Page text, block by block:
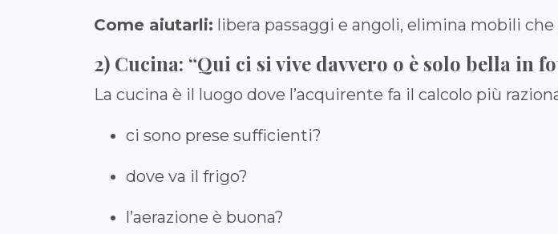
Come aiutarli: libera passaggi e angoli, elimina mobili
2) Cucina: “Qui ci si vive davvero o è solo bella in
La cucina è il luogo dove l’acquirente fa il calcolo più
ci sono prese sufficienti?
dove va il frigo?
l’aerazione è buona?